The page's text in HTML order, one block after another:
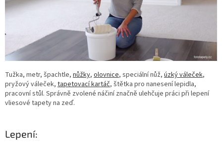
Tužka, metr, špachtle, nůžky, olovnice, speciální nůž, úzký váleček,
pryžový váleček, tapetovací kartáč, štětka pro nanesení lepidla,
pracovní stůl. Správně zvolené náčiní značně ulehčuje práci při lepení
vliesové tapety na zeď.
Lepení: